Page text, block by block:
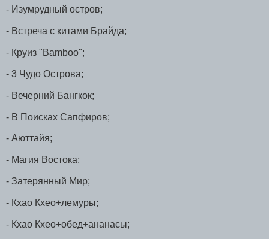
- Изумрудный остров;
- Встреча с китами Брайда;
- Круиз "Bamboo";
- 3 Чудо Острова;
- Вечерний Бангкок;
- В Поисках Сапфиров;
- Аюттайя;
- Магия Востока;
- Затерянный Мир;
- Кхао Кхео+лемуры;
- Кхао Кхео+обед+ананасы;